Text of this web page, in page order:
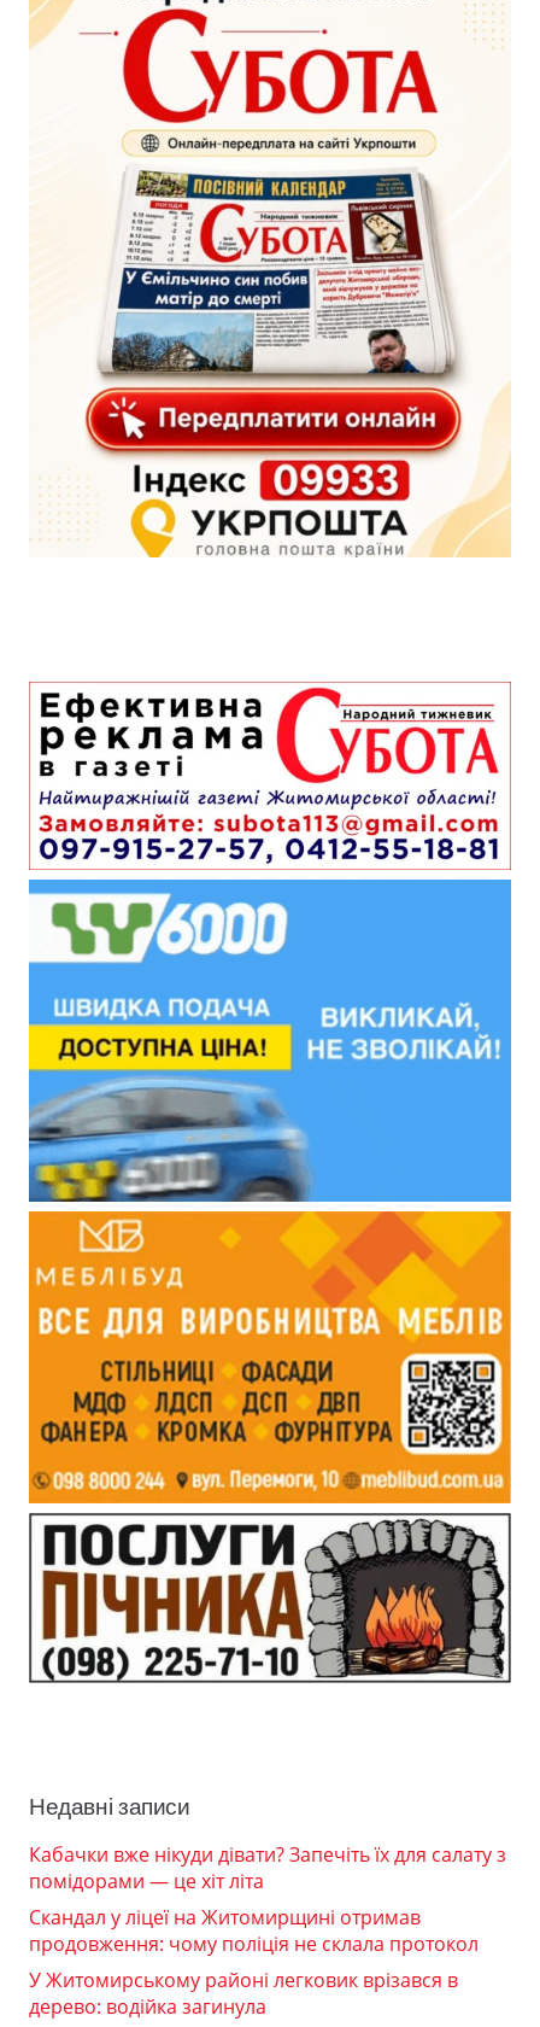
Недавні записи
Кабачки вже нікуди дівати? Запечіть їх для салату з
помідорами — це хіт літа
Скандал у ліцеї на Житомирщині отримав
продовження: чому поліція не склала протокол
У Житомирському районі легковик врізався в
дерево: водійка загинула